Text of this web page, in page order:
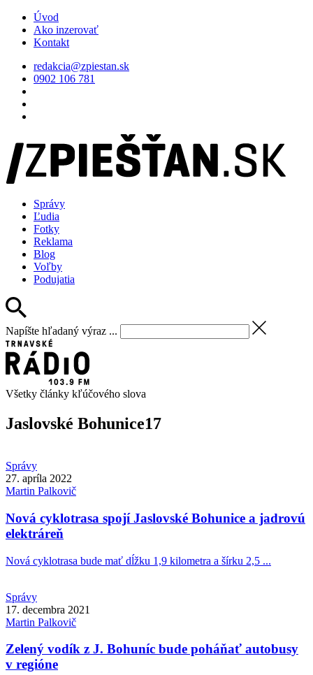
Úvod
Ako inzerovať
Kontakt
redakcia@zpiestan.sk
0902 106 781
Správy
Ľudia
Fotky
Reklama
Blog
Voľby
Podujatia
Napíšte hľadaný výraz ...
Všetky články kľúčového slova
Jaslovské Bohunice17
Správy
27. apríla 2022
Martin Palkovič
Nová cyklotrasa spojí Jaslovské Bohunice a jadrovú
elektráreň
Nová cyklotrasa bude mať dĺžku 1,9 kilometra a šírku 2,5 ...
Správy
17. decembra 2021
Martin Palkovič
Zelený vodík z J. Bohuníc bude poháňať autobusy
v regióne